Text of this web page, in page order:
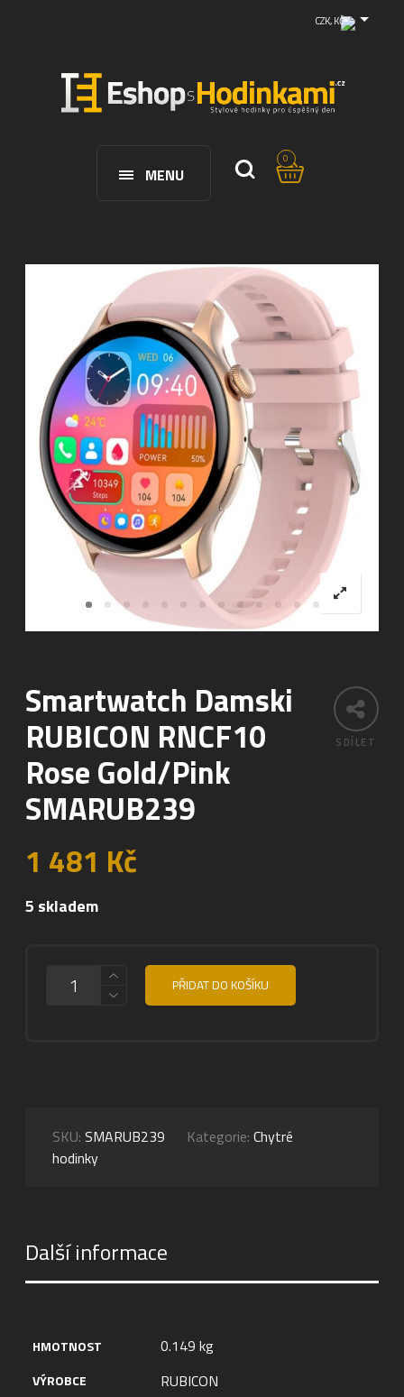
CZK, KČ
MENU
0
SDÍLET
Smartwatch Damski
RUBICON RNCF10
Rose Gold/Pink
SMARUB239
1 481 Kč
5 skladem
PŘIDAT DO KOŠÍKU
SKU:SMARUB239 Kategorie:Chytré
hodinky
Další informace
HMOTNOST 0.149 kg
VÝROBCE RUBICON